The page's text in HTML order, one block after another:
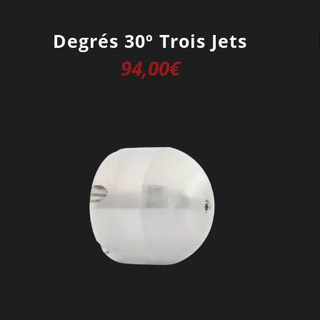
Degrés 30º Trois Jets
94,00€